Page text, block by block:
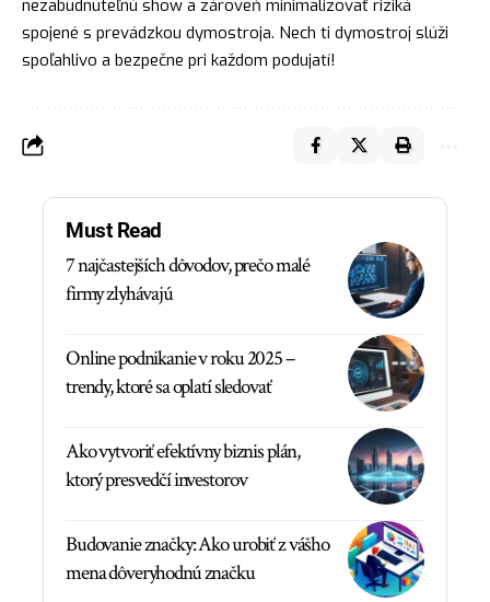
nezabudnuteľnú show a zároveň minimalizovať riziká
spojené s prevádzkou dymostroja. Nech ti dymostroj slúži
spoľahlivo a bezpečne pri každom podujatí!
Must Read
7 najčastejších dôvodov, prečo malé
firmy zlyhávajú
Online podnikanie v roku 2025 –
trendy, ktoré sa oplatí sledovať
Ako vytvoriť efektívny biznis plán,
ktorý presvedčí investorov
Budovanie značky: Ako urobiť z vášho
mena dôveryhodnú značku